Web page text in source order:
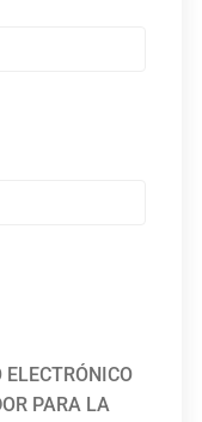
ELECTRÓNICO
PARA LA